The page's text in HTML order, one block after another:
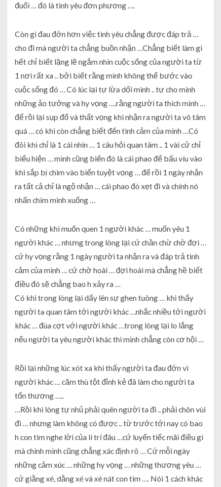
đuổi … đó là tình yêu đơn phương ….
Còn gì đau đớn hơn việc tình yêu chẳng được đáp trả …
cho đi mà người ta chẳng buồn nhận …Chẳng biết làm gì
hết chỉ biết lặng lẽ ngắm nhìn cuộc sống của người ta từ
1 nơi rất xa .. bởi biết rằng mình không thể bước vào
cuộc sống đó … Có lúc lại tự lừa dối mình .. tự cho mình
những ảo tưởng và hy vọng ….rằng người ta thích mình …
để rồi lại sụp đổ và thất vọng khi nhận ra người ta vô tâm
quá … có khi còn chẳng biết đến tình cảm của mình …Có
đôi khi chỉ là 1 cái nhìn … 1 câu hỏi quan tâm .. 1 vài cử chỉ
biểu hiện … mình cũng biến đó là cái phao để bấu víu vào
khi sắp bị chìm vào biển tuyệt vọng … để rồi 1 ngày nhận
ra tất cả chỉ là ngộ nhận … cái phao đó xẹt đi và chính nó
nhấn chìm mình xuống …
Có những khi muốn quen 1 người khác … muốn yêu 1
người khác … nhưng trong lòng lại cứ chần chừ chờ đợi …
cứ hy vọng rằng 1 ngày người ta nhận ra và đáp trả tình
cảm của mình … cứ chờ hoài … đợi hoài mà chẳng hề biết
điều đó sẽ chẳng bao h xảy ra …
Có khi trong lòng lại dấy lên sự ghen tuông … khi thấy
người ta quan tâm tới người khác …nhắc nhiều tới người
khác … đùa cợt với người khác …trong lòng lại lo lắng
nếu người ta yêu người khác thì mình chẳng còn cơ hội …
Rồi lại những lúc xót xa khi thấy người ta đau đớn vì
người khác … căm thù tột đỉnh kẻ đã làm cho người ta
tổn thương …..
…Rồi khi lòng tự nhủ phải quên người ta đi .. phải chôn vùi
đi … nhưng làm không có được .. từ trước tới nay có bao
h con tim nghe lời của lí trí đâu …cứ luyến tiếc mãi điều gì
mà chính mình cũng chẳng xác định rõ … Cứ mỗi ngày
những cảm xúc … những hy vọng … những thương yêu …
cứ giằng xé, dằng xé và xé nát con tim …. Nói 1 cách khác